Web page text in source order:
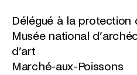
Délégué à la protection
Musée national
d’art
Marché-aux-Poissons